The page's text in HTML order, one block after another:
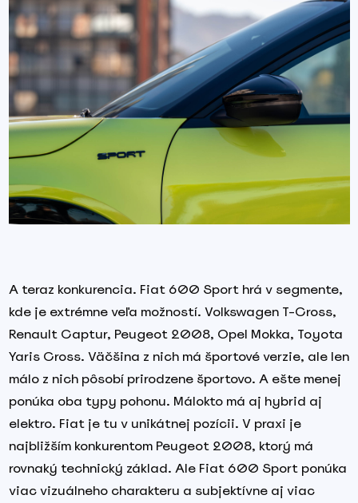
A teraz konkurencia. Fiat 600 Sport hrá v segmente,
kde je extrémne veľa možností. Volkswagen T-Cross,
Renault Captur, Peugeot 2008, Opel Mokka, Toyota
Yaris Cross. Väčšina z nich má športové verzie, ale len
málo z nich pôsobí prirodzene športovo. A ešte menej
ponúka oba typy pohonu. Málokto má aj hybrid aj
elektro. Fiat je tu v unikátnej pozícii. V praxi je
najbližším konkurentom Peugeot 2008, ktorý má
rovnaký technický základ. Ale Fiat 600 Sport ponúka
viac vizuálneho charakteru a subjektívne aj viac